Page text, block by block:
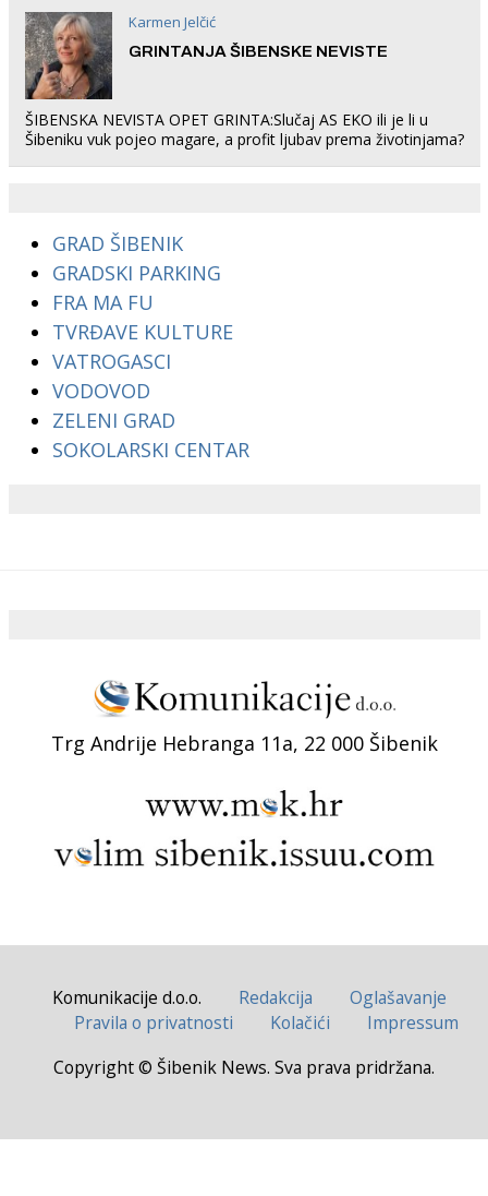
Karmen Jelčić
GRINTANJA ŠIBENSKE NEVISTE
ŠIBENSKA NEVISTA OPET GRINTA:Slučaj AS EKO ili je li u
Šibeniku vuk pojeo magare, a profit ljubav prema životinjama?
GRAD ŠIBENIK
GRADSKI PARKING
FRA MA FU
TVRĐAVE KULTURE
VATROGASCI
VODOVOD
ZELENI GRAD
SOKOLARSKI CENTAR
Trg Andrije Hebranga 11a, 22 000 Šibenik
Komunikacije d.o.o. Redakcija
Oglašavanje
Pravila o privatnosti
Kolačići
Impressum
Copyright © Šibenik News. Sva prava pridržana.